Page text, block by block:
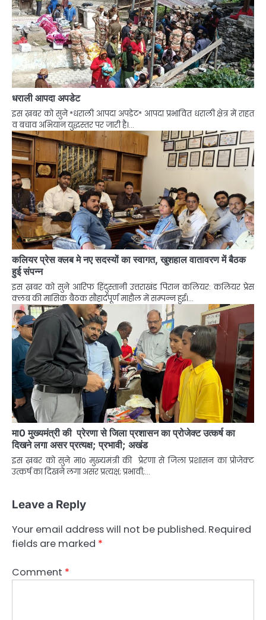
धराली आपदा अपडेट
इस ख़बर को सुने *धराली आपदा अपडेट* आपदा प्रभावित धराली क्षेत्र में राहत
व बचाव अभियान युद्धस्तर पर जारी है।…
कलियर प्रेस क्लब मे नए सदस्यों का स्वागत, खुशहाल वातावरण में बैठक
हुई संपन्न
इस ख़बर को सुने आरिफ हिंदुस्तानी उत्तराखंड पिरान कलियर: कलियर प्रेस
क्लब की मासिक बैठक सौहार्दपूर्ण माहौल में सम्पन्न हुई।…
मा0 मुख्यमंत्री की प्रेरणा से जिला प्रशासन का प्रोजेक्ट उत्कर्ष का
दिखने लगा असर प्रत्यक्ष; प्रभावी; अखंड
इस ख़बर को सुने मा0 मुख्यमंत्री की प्रेरणा से जिला प्रशासन का प्रोजेक्ट
उत्कर्ष का दिखने लगा असर प्रत्यक्ष; प्रभावी;…
Leave a Reply
Your email address will not be published. Required
fields are marked *
Comment *